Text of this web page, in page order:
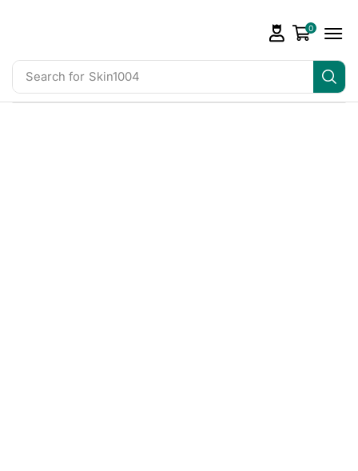
Search for Skin1004
0